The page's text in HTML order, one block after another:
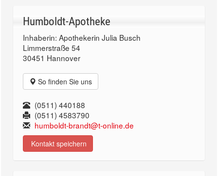
Humboldt-Apotheke
Inhaberin: Apothekerin Julia Busch
Limmerstraße 54
30451 Hannover
So finden Sie uns
(0511) 440188
(0511) 4583790
humboldt-brandt@t-online.de
Kontakt speichern